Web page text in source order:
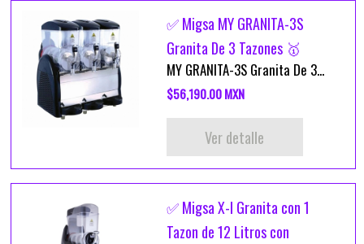
✅ Migsa MY GRANITA-3S
Granita De 3 Tazones 🥇
MY GRANITA-3S Granita De 3...
$56,190.00 MXN
Ver detalle
✅ Migsa X-I Granita con 1
Tazon de 12 Litros con